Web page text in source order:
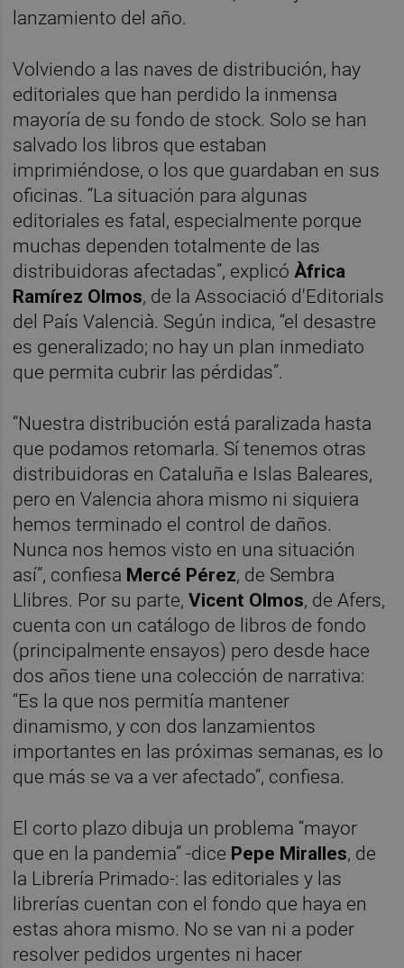
lanzamiento del año.
Volviendo a las naves de distribución, hay
editoriales que han perdido la inmensa
mayoría de su fondo de stock. Solo se han
salvado los libros que estaban
imprimiéndose, o los que guardaban en sus
oficinas. “La situación para algunas
editoriales es fatal, especialmente porque
muchas dependen totalmente de las
distribuidoras afectadas”, explicóÀfrica
Ramírez Olmos, de la Associació d'Editorials
del País Valencià. Según indica, “el desastre
es generalizado; no hay un plan inmediato
que permita cubrir las pérdidas”.
“Nuestra distribución está paralizada hasta
que podamos retomarla. Sí tenemos otras
distribuidoras en Cataluña e Islas Baleares,
pero en Valencia ahora mismo ni siquiera
hemos terminado el control de daños.
Nunca nos hemos visto en una situación
así”, confiesa Mercé Pérez, de Sembra
Llibres. Por su parte,Vicent Olmos, de Afers,
cuenta con un catálogo de libros de fondo
(principalmente ensayos) pero desde hace
dos años tiene una colección de narrativa:
“Es la que nos permitía mantener
dinamismo, y con dos lanzamientos
importantes en las próximas semanas, es lo
que más se va a ver afectado”, confiesa.
El corto plazo dibuja un problema “mayor
que en la pandemia” -dice Pepe Miralles, de
la Librería Primado-: las editoriales y las
librerías cuentan con el fondo que haya en
estas ahora mismo. No se van ni a poder
resolver pedidos urgentes ni hacer